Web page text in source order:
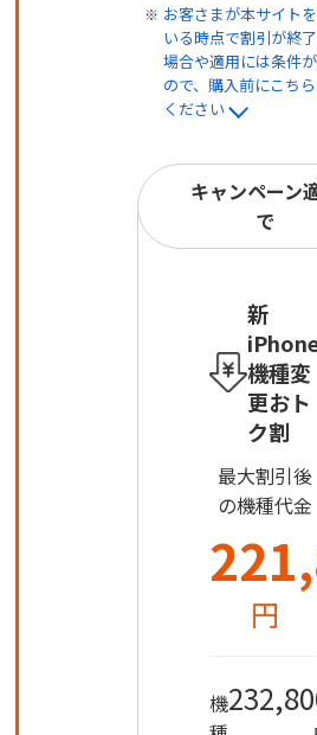
お客さまが本サイト
いる時点で割引が終
場合や適用には条件
ので、購入前にこち
ください
キャンペーン
で
新
機種変
更おト
ク割
最大割引後
の機種代金
円
機